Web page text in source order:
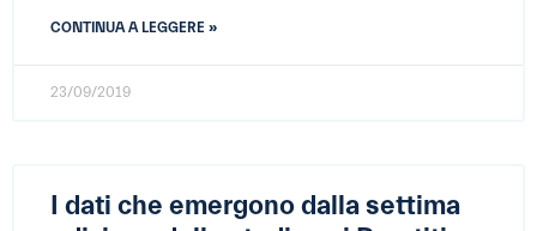
CONTINUA A LEGGERE »
23/09/2019
I dati che emergono dalla settima